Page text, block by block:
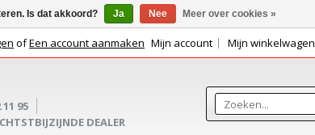
ofEen account aanmaken Mijn account Mijn winkelwagen
11 95
DEALER
Is dat akkoord? Ja Nee Meer over cookies »